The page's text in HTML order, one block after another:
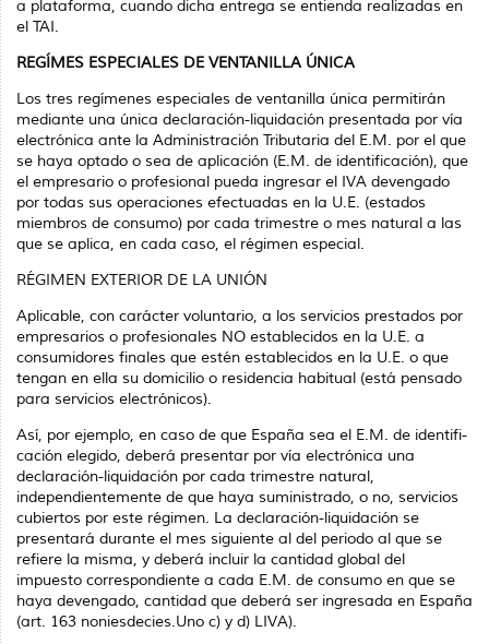
a plataforma, cuando dicha entrega se entienda realizadas en
el TAI.
REGÍMES ESPECIALES DE VENTANILLA ÚNICA
Los tres regímenes especiales de ventanilla única permitirán
mediante una única declaración-liquidación presentada por vía
electrónica ante la Administración Tributaria del E.M. por el que
se haya optado o sea de aplicación (E.M. de identificación), que
el empresario o profesional pueda ingresar el IVA devengado
por todas sus operaciones efectuadas en la U.E. (estados
miembros de consumo) por cada trimestre o mes natural a las
que se aplica, en cada caso, el régimen especial.
RÉGIMEN EXTERIOR DE LA UNIÓN
Aplicable, con carácter voluntario, a los servicios prestados por
empresarios o profesionales NO establecidos en la U.E. a
consumidores finales que estén establecidos en la U.E. o que
tengan en ella su domicilio o residencia habitual (está pensado
para servicios electrónicos).
Así, por ejemplo, en caso de que España sea el E.M. de identifi­
cación elegido, deberá presentar por vía electrónica una
declaración-liquidación por cada trimestre natural,
independientemente de que haya suministrado, o no, servicios
cubiertos por este régimen. La declaración-liquidación se
presentará durante el mes siguiente al del periodo al que se
refiere la misma, y deberá incluir la cantidad global del
impuesto corres­pondiente a cada E.M. de consumo en que se
haya devengado, cantidad que deberá ser ingresada en España
(art. 163 noniesdecies.Uno c) y d) LIVA).